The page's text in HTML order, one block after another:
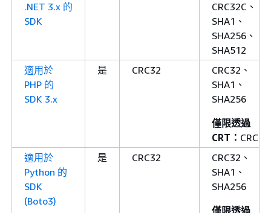
.NET 3.x 的
SDK
CRC32C、
SHA1、
SHA256、
SHA512
適用於
PHP 的
SDK 3.x
是 CRC32
CRC32、
SHA1、
SHA256
僅限透過
CRT：
適用於
Python 的
SDK
(Boto3)
是 CRC32
CRC32、
SHA1、
SHA256